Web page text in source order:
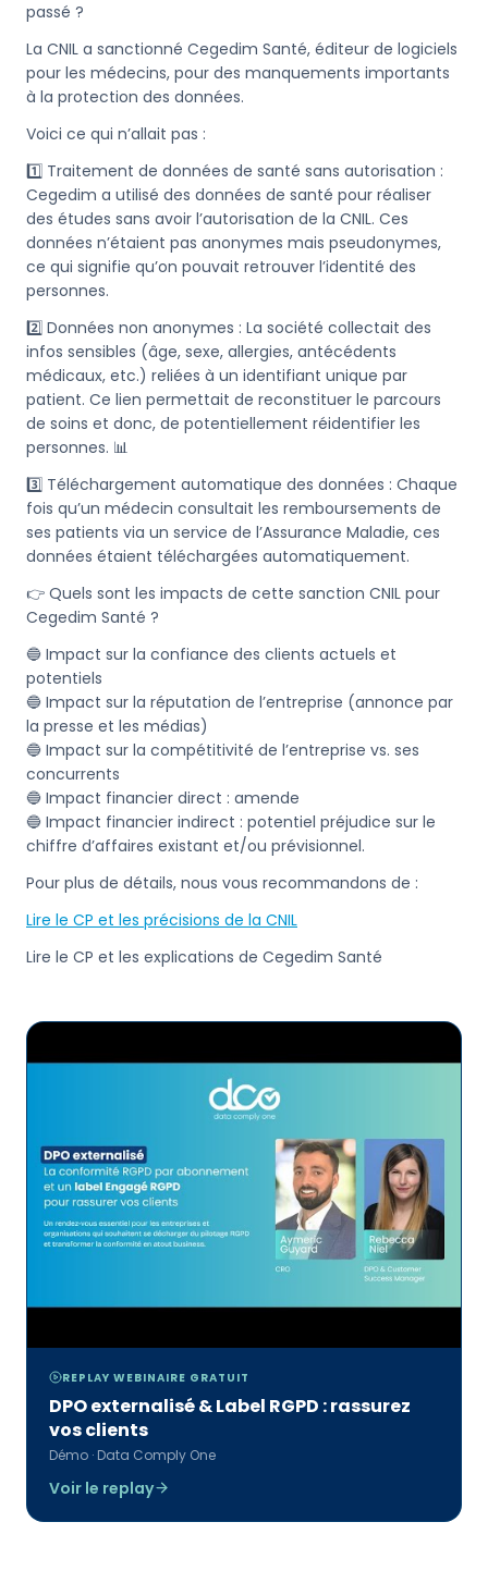
passé ?
La CNIL a sanctionné Cegedim Santé, éditeur de logiciels
pour les médecins, pour des manquements importants
à la protection des données.
Voici ce qui n’allait pas :
1️⃣ Traitement de données de santé sans autorisation :
Cegedim a utilisé des données de santé pour réaliser
des études sans avoir l’autorisation de la CNIL. Ces
données n’étaient pas anonymes mais pseudonymes,
ce qui signifie qu’on pouvait retrouver l’identité des
personnes.
2️⃣ Données non anonymes : La société collectait des
infos sensibles (âge, sexe, allergies, antécédents
médicaux, etc.) reliées à un identifiant unique par
patient. Ce lien permettait de reconstituer le parcours
de soins et donc, de potentiellement réidentifier les
personnes. 📊
3️⃣ Téléchargement automatique des données : Chaque
fois qu’un médecin consultait les remboursements de
ses patients via un service de l’Assurance Maladie, ces
données étaient téléchargées automatiquement.
👉 Quels sont les impacts de cette sanction CNIL pour
Cegedim Santé ?
🔵 Impact sur la confiance des clients actuels et
potentiels
🔵 Impact sur la réputation de l’entreprise (annonce par
la presse et les médias)
🔵 Impact sur la compétitivité de l’entreprise vs. ses
concurrents
🔵 Impact financier direct : amende
🔵 Impact financier indirect : potentiel préjudice sur le
chiffre d’affaires existant et/ou prévisionnel.
Pour plus de détails, nous vous recommandons de :
Lire le CP et les précisions de la CNIL
Lire le CP et les explications de Cegedim Santé
REPLAY WEBINAIRE GRATUIT
DPO externalisé & Label RGPD : rassurez
vos clients
Démo · Data Comply One
Voir le replay